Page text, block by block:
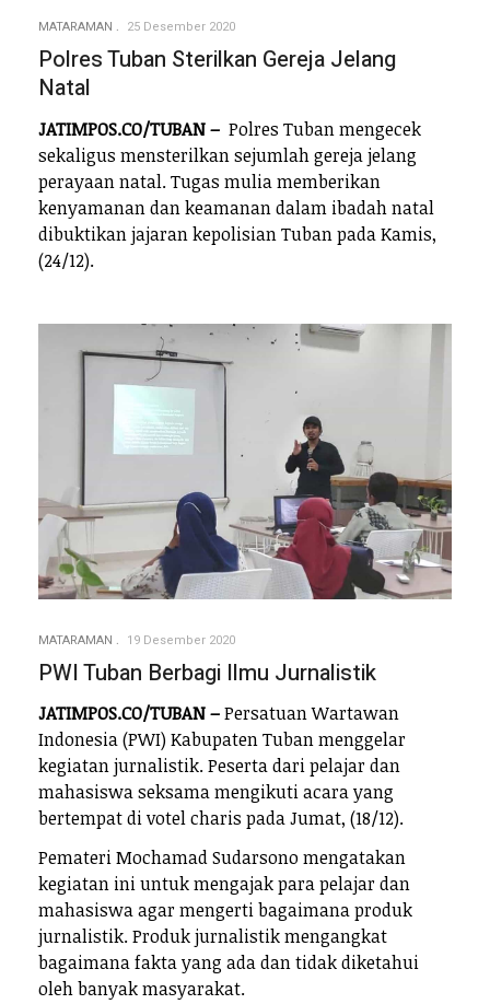
MATARAMAN 25 Desember 2020
Polres Tuban Sterilkan Gereja Jelang
Natal
JATIMPOS.CO/TUBAN – Polres Tuban mengecek
sekaligus mensterilkan sejumlah gereja jelang
perayaan natal. Tugas mulia memberikan
kenyamanan dan keamanan dalam ibadah natal
dibuktikan jajaran kepolisian Tuban pada Kamis,
(24/12).
MATARAMAN 19 Desember 2020
PWI Tuban Berbagi Ilmu Jurnalistik
JATIMPOS.CO/TUBAN –Persatuan Wartawan
Indonesia (PWI) Kabupaten Tuban menggelar
kegiatan jurnalistik. Peserta dari pelajar dan
mahasiswa seksama mengikuti acara yang
bertempat di votel charis pada Jumat, (18/12).
Pemateri Mochamad Sudarsono mengatakan
kegiatan ini untuk mengajak para pelajar dan
mahasiswa agar mengerti bagaimana produk
jurnalistik. Produk jurnalistik mengangkat
bagaimana fakta yang ada dan tidak diketahui
oleh banyak masyarakat.